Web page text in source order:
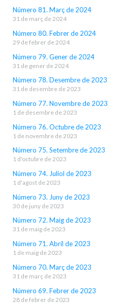
Número 81. Març de 2024
31 de març de 2024
Número 80. Febrer de 2024
29 de febrer de 2024
Número 79. Gener de 2024
31 de gener de 2024
Número 78. Desembre de 2023
31 de desembre de 2023
Número 77. Novembre de 2023
1 de desembre de 2023
Número 76. Octubre de 2023
1 de novembre de 2023
Número 75. Setembre de 2023
1 d'octubre de 2023
Número 74. Juliol de 2023
1 d'agost de 2023
Número 73. Juny de 2023
30 de juny de 2023
Número 72. Maig de 2023
31 de maig de 2023
Número 71. Abril de 2023
1 de maig de 2023
Número 70. Març de 2023
31 de març de 2023
Número 69. Febrer de 2023
28 de febrer de 2023